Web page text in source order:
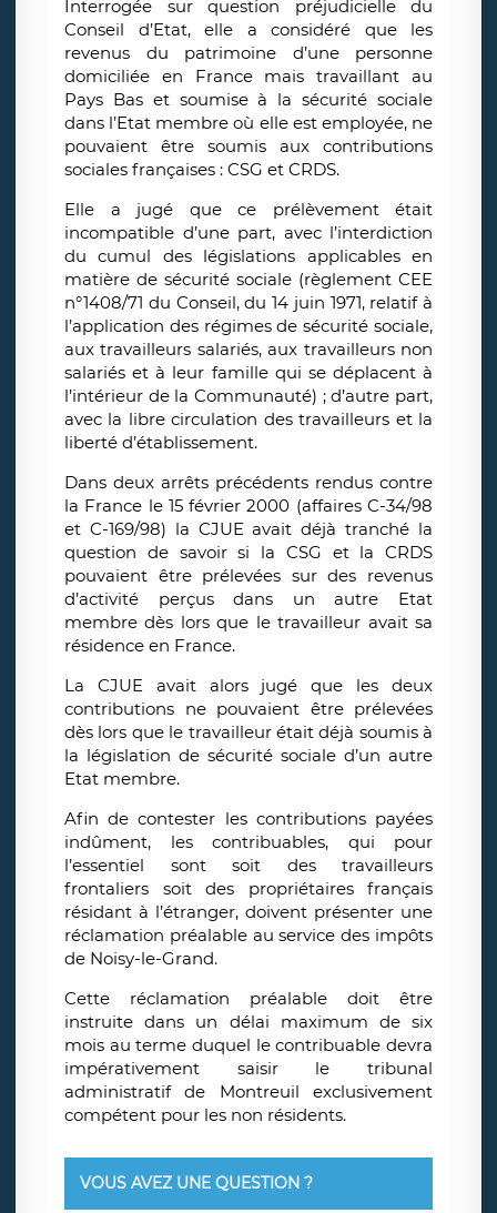
Interrogée sur question préjudicielle du
Conseil d’Etat, elle a considéré que les
revenus du patrimoine d’une personne
domiciliée en France mais travaillant au
Pays Bas et soumise à la sécurité sociale
dans l’Etat membre où elle est employée, ne
pouvaient être soumis aux contributions
sociales françaises : CSG et CRDS.
Elle a jugé que ce prélèvement était
incompatible d’une part, avec l’interdiction
du cumul des législations applicables en
matière de sécurité sociale (règlement CEE
n°1408/71 du Conseil, du 14 juin 1971, relatif à
l’application des régimes de sécurité sociale,
aux travailleurs salariés, aux travailleurs non
salariés et à leur famille qui se déplacent à
l’intérieur de la Communauté) ; d’autre part,
avec la libre circulation des travailleurs et la
liberté d’établissement.
Dans deux arrêts précédents rendus contre
la France le 15 février 2000 (affaires C-34/98
et C-169/98) la CJUE avait déjà tranché la
question de savoir si la CSG et la CRDS
pouvaient être prélevées sur des revenus
d’activité perçus dans un autre Etat
membre dès lors que le travailleur avait sa
résidence en France.
La CJUE avait alors jugé que les deux
contributions ne pouvaient être prélevées
dès lors que le travailleur était déjà soumis à
la législation de sécurité sociale d’un autre
Etat membre.
Afin de contester les contributions payées
indûment, les contribuables, qui pour
l’essentiel sont soit des travailleurs
frontaliers soit des propriétaires français
résidant à l’étranger, doivent présenter une
réclamation préalable au service des impôts
de Noisy-le-Grand.
Cette réclamation préalable doit être
instruite dans un délai maximum de six
mois au terme duquel le contribuable devra
impérativement saisir le tribunal
administratif de Montreuil exclusivement
compétent pour les non résidents.
VOUS AVEZ UNE QUESTION ?